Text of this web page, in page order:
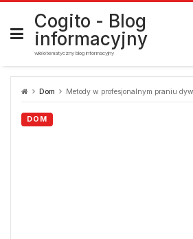
Skip
content
Cogito - Blog
informacyjny
wielotematyczny blog informacyjny
Dom Metody w profesjonalnym praniu
DOM